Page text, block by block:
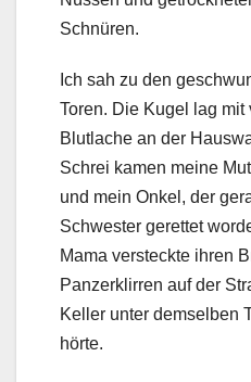
Schnüren.
Ich sah zu den
Toren. Die Kugel lag
Blutlache an der
Schrei kamen meine
und mein Onkel, der
Schwester gerettet
Mama versteckte ihren
Panzerklirren auf der
Keller unter demselben
hörte.